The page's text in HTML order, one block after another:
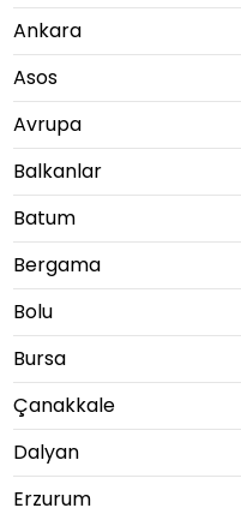
Ankara
Asos
Avrupa
Balkanlar
Batum
Bergama
Bolu
Bursa
Çanakkale
Dalyan
Erzurum